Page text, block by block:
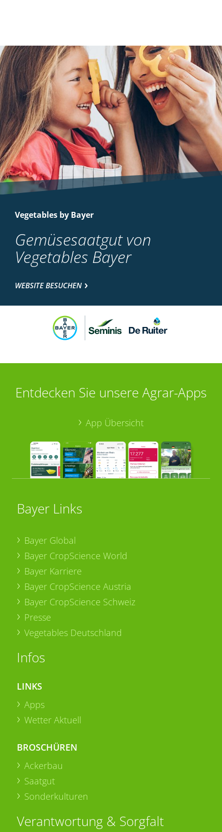
Vegetables by Bayer
Gemüsesaatgut von
Vegetables Bayer
WEBSITE BESUCHEN
Entdecken Sie unsere Agrar-Apps
App Übersicht
Bayer Links
Bayer Global
Bayer CropScience World
Bayer Karriere
Bayer CropScience Austria
Bayer CropScience Schweiz
Presse
Vegetables Deutschland
Infos
LINKS
Apps
Wetter Aktuell
BROSCHÜREN
Ackerbau
Saatgut
Sonderkulturen
Verantwortung & Sorgfalt